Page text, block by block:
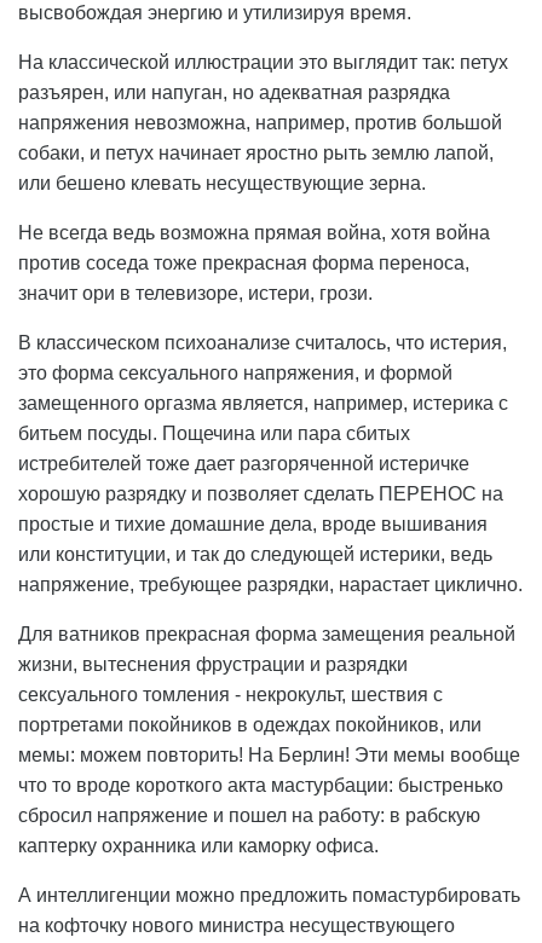
высвобождая энергию и утилизируя время.
На классической иллюстрации это выглядит так: петух
разъярен, или напуган, но адекватная разрядка
напряжения невозможна, например, против большой
собаки, и петух начинает яростно рыть землю лапой,
или бешено клевать несуществующие зерна.
Не всегда ведь возможна прямая война, хотя война
против соседа тоже прекрасная форма переноса,
значит ори в телевизоре, истери, грози.
В классическом психоанализе считалось, что истерия,
это форма сексуального напряжения, и формой
замещенного оргазма является, например, истерика с
битьем посуды. Пощечина или пара сбитых
истребителей тоже дает разгоряченной истеричке
хорошую разрядку и позволяет сделать ПЕРЕНОС на
простые и тихие домашние дела, вроде вышивания
или конституции, и так до следующей истерики, ведь
напряжение, требующее разрядки, нарастает циклично.
Для ватников прекрасная форма замещения реальной
жизни, вытеснения фрустрации и разрядки
сексуального томления - некрокульт, шествия с
портретами покойников в одеждах покойников, или
мемы: можем повторить! На Берлин! Эти мемы вообще
что то вроде короткого акта мастурбации: быстренько
сбросил напряжение и пошел на работу: в рабскую
каптерку охранника или каморку офиса.
А интеллигенции можно предложить помастурбировать
на кофточку нового министра несуществующего